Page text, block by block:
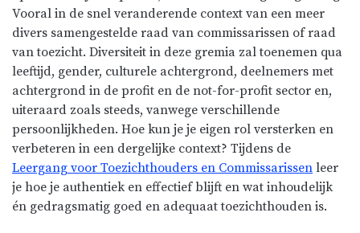
Vooral in de snel veranderende context van een meer
divers samengestelde raad van commissarissen of raad
van toezicht. Diversiteit in deze gremia zal toenemen qua
leeftijd, gender, culturele achtergrond, deelnemers met
achtergrond in de profit en de not-for-profit sector en,
uiteraard zoals steeds, vanwege verschillende
persoonlijkheden. Hoe kun je je eigen rol versterken en
verbeteren in een dergelijke context? Tijdens de
Leergang voor Toezichthouders en Commissarissen leer
je hoe je authentiek en effectief blijft en wat inhoudelijk
én gedragsmatig goed en adequaat toezichthouden is.